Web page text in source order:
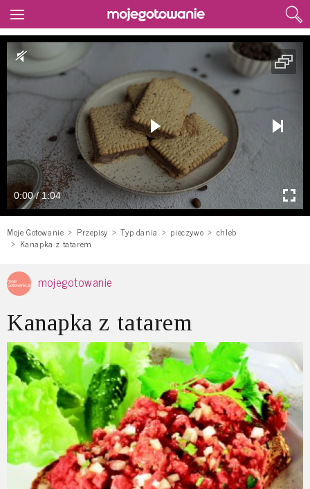
0:00 / 1:04
Moje Gotowanie Przepisy Typ dania pieczywo
chleb
Kanapka z tatarem
mojegotowanie
Kanapka z tatarem